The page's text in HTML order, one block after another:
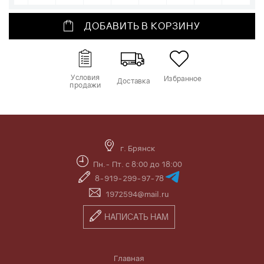
ДОБАВИТЬ В КОРЗИНУ
Условия
продажи
Доставка Избранное
г. Брянск
Пн.- Пт. с 8:00 до 18:00
8-919-299-97-78
1972594@mail.ru
НАПИСАТЬ НАМ
Главная